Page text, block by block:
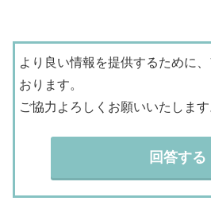
より良い情報を提供するために
おります。
ご協力よろしくお願いいたします
回答する